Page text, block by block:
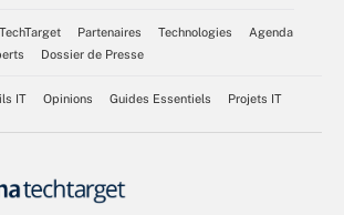
Partenaires Technologies
Agenda
Dossier de Presse
IT Opinions Guides Essentiels Projets IT